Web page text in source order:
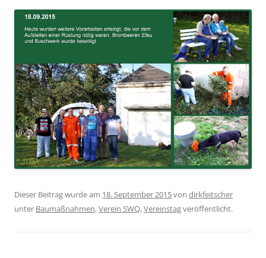
Dieser Beitrag wurde am 18. September 2015von dirkfeitscher
unter Baumaßnahmen,Verein SWQ,Vereinstagveröffentlicht.